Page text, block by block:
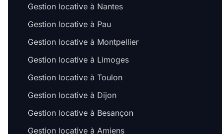
Gestion locative à Nantes
Gestion locative à Pau
Gestion locative à Montpellier
Gestion locative à Limoges
Gestion locative à Toulon
Gestion locative à Dijon
Gestion locative à Besançon
Gestion locative à Amiens